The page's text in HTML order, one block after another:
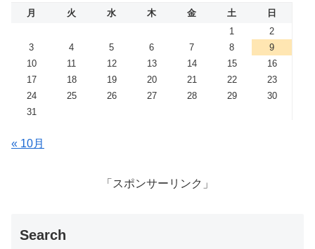
月 火 水 木 金 土
日
1
2
3
4 5 6 7 8
9
10
11 12 13 14 15
16
17
18 19 20 21 22
23
24
25 26 27 28 29
30
31
« 10月
「スポンサーリンク」
Search